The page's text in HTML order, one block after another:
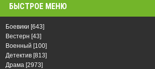
БЫСТРОЕ МЕНЮ
Боевики [643]
Вестерн [43]
Военный [100]
Детектив [813]
Драма [2973]